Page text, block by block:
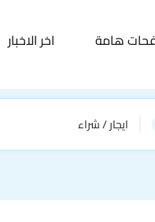
هامة اخر الاخبار
ايجار / شراء